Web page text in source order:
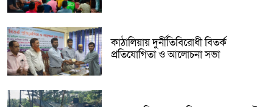
কাঠালিয়ায় দুর্নীতিবিরোধী বিতর্ক
প্রতিযোগিতা ও আলোচনা সভা